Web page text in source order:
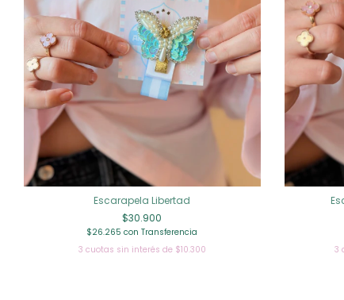
Escarapela Libertad
$30.900
$26.265con Transferencia
3 cuotas sin interés de $10.300
3